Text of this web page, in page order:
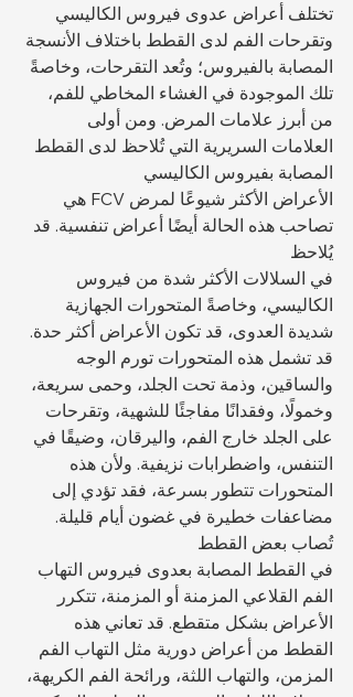
تختلف أعراض عدوى فيروس الكاليسي
وتقرحات الفم لدى القطط باختلاف الأنسجة
المصابة بالفيروس؛ وتُعد التقرحات، وخاصةً
تلك الموجودة في الغشاء المخاطي للفم،
من أبرز علامات المرض. ومن أولى
العلامات السريرية التي تُلاحظ لدى القطط
المصابة بفيروس الكاليسي
الأعراض الأكثر شيوعًا لمرض FCV هي
تصاحب هذه الحالة أيضًا أعراض تنفسية. قد
يُلاحظ
في السلالات الأكثر شدة من فيروس
الكاليسي، وخاصةً المتحورات الجهازية
شديدة العدوى، قد تكون الأعراض أكثر حدة.
قد تشمل هذه المتحورات تورم الوجه
والساقين، وذمة تحت الجلد، وحمى سريعة،
وخمولًا، وفقدانًا مفاجئًا للشهية، وتقرحات
على الجلد خارج الفم، واليرقان، وضيقًا في
التنفس، واضطرابات نزيفية. ولأن هذه
المتحورات تتطور بسرعة، فقد تؤدي إلى
مضاعفات خطيرة في غضون أيام قليلة.
تُصاب بعض القطط
في القطط المصابة بعدوى فيروس التهاب
الفم القلاعي المزمنة أو المزمنة، تتكرر
الأعراض بشكل متقطع. قد تعاني هذه
القطط من أعراض دورية مثل التهاب الفم
المزمن، والتهاب اللثة، ورائحة الفم الكريهة،